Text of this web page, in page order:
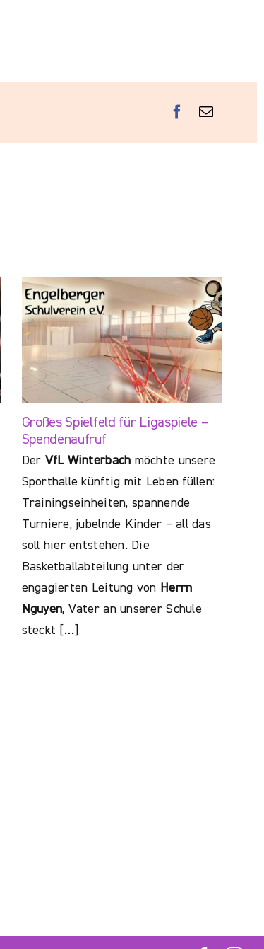
Großes Spielfeld für Ligaspiele –
Spendenaufruf
Der VfL Winterbach möchte unsere
Sporthalle künftig mit Leben füllen:
Trainingseinheiten, spannende
Turniere, jubelnde Kinder – all das
soll hier entstehen. Die
Basketballabteilung unter der
engagierten Leitung von Herrn
Nguyen, Vater an unserer Schule
steckt […]